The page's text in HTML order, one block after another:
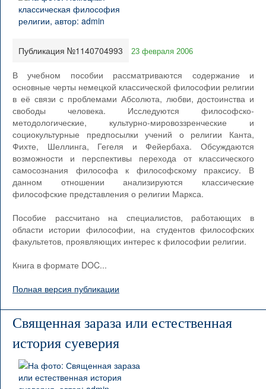
Публикация №1140704993 23 февраля 2006
В учебном пособии рассматриваются содержание и
основные черты немецкой классической философии религии
в её связи с проблемами Абсолюта, любви, достоинства и
свободы человека. Исследуются философско-
методологические, культурно-мировоззренческие и
социокультурные предпосылки учений о религии Канта,
Фихте, Шеллинга, Гегеля и Фейербаха. Обсуждаются
возможности и перспективы перехода от классического
самосознания философа к философскому праксису. В
данном отношении анализируются классические
философские представления о религии Маркса.
Пособие рассчитано на специалистов, работающих в
области истории философии, на студентов философских
факультетов, проявляющих интерес к философии религии.
Книга в формате DOC...
Полная версия публикации
Священная зараза или естественная
история суеверия